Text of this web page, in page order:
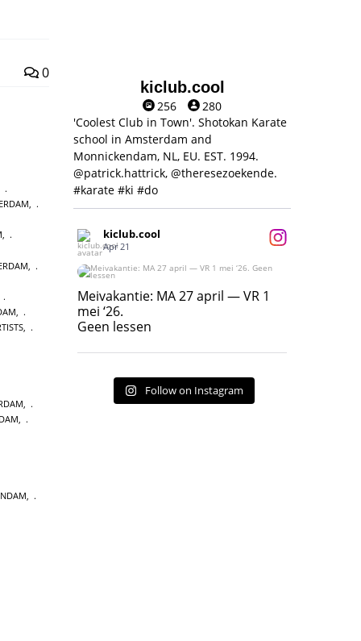
0
,
,
,
,
,
kiclub.cool
256
280
'Coolest Club in Town'. Shotokan Karate
school in Amsterdam and
Monnickendam, NL, EU. EST. 1994.
@patrick.hattrick, @theresezoekende.
#karate #ki #do
kiclub.cool
Apr 21
Meivakantie: MA 27 april — VR 1 mei ‘26.
Geen lessen
17
Meivakantie: MA 27 april — VR 1
mei ‘26.
Geen lessen
Follow on Instagram